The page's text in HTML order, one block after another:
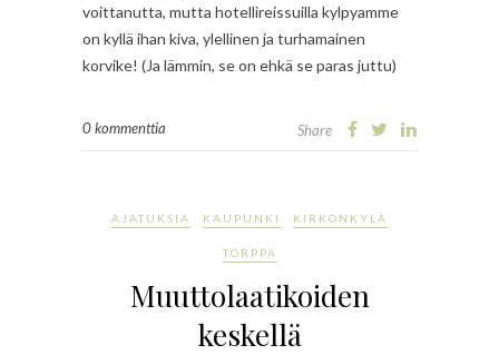
voittanutta, mutta hotellireissuilla kylpyamme
on kyllä ihan kiva, ylellinen ja turhamainen
korvike! (Ja lämmin, se on ehkä se paras juttu)
0 kommenttia Share
AJATUKSIA KAUPUNKI KIRKONKYLÄ
TORPPA
Muuttolaatikoiden
keskellä